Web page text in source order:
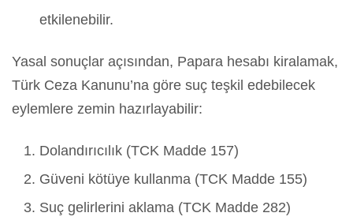
etkilenebilir.
Yasal sonuçlar açısından, Papara hesabı kiralamak,
Türk Ceza Kanunu’na göre suç teşkil edebilecek
eylemlere zemin hazırlayabilir:
Dolandırıcılık (TCK Madde 157)
Güveni kötüye kullanma (TCK Madde 155)
Suç gelirlerini aklama (TCK Madde 282)